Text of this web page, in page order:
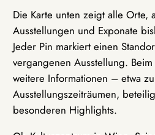
Die Karte unten zeigt alle Orte,
Ausstellungen und Exponate
Jeder Pin markiert einen
vergangenen Ausstellung.
weitere Informationen – etwa
Ausstellungszeiträumen,
besonderen Highlights.